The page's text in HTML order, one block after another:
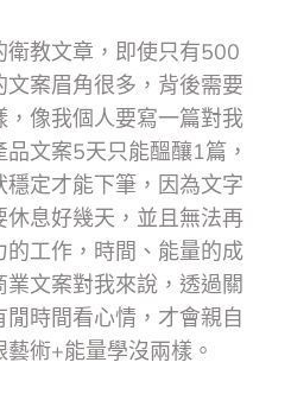
教文章，即使只有500
案眉角很多，背後需要
像我個人要寫一篇對我
文案5天只能醞釀1篇，
定才能下筆，因為文字
息好幾天，並且無法再
工作，時間、能量的成
文案對我來說，透過關
時間看心情，才會親自
術+能量學沒兩樣。